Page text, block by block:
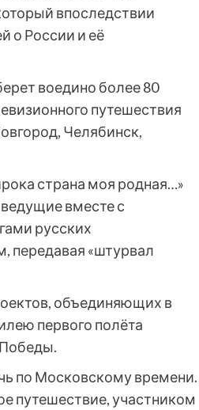
впоследствии
о России и её
воедино более 80
путешествия
Челябинск,
страна моя родная…»
вместе с
русских
передавая «штурвал
объединяющих в
первого полёта
по Московскому времени.
путешествие, участником